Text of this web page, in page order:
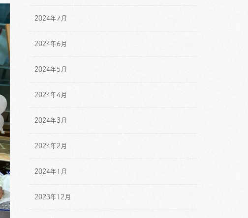
2024年7月
2024年6月
2024年5月
2024年4月
2024年3月
2024年2月
2024年1月
2023年12月